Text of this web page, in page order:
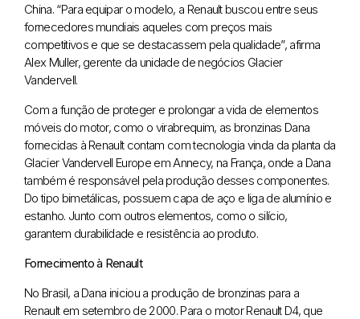
China. “Para equipar o modelo, a Renault buscou entre seus
fornecedores mundiais aqueles com preços mais
competitivos e que se destacassem pela qualidade”, afirma
Alex Muller, gerente da unidade de negócios Glacier
Vandervell.
Com a função de proteger e prolongar a vida de elementos
móveis do motor, como o virabrequim, as bronzinas Dana
fornecidas à Renault contam com tecnologia vinda da planta da
Glacier Vandervell Europe em Annecy, na França, onde a Dana
também é responsável pela produção desses componentes.
Do tipo bimetálicas, possuem capa de aço e liga de alumínio e
estanho. Junto com outros elementos, como o silício,
garantem durabilidade e resistência ao produto.
Fornecimento à Renault
No Brasil, a Dana iniciou a produção de bronzinas para a
Renault em setembro de 2000. Para o motor Renault D4, que